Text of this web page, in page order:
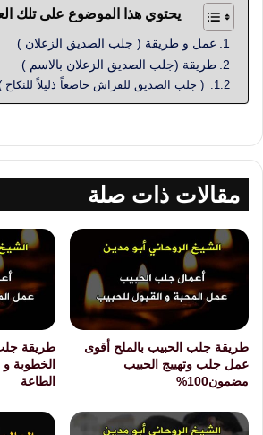
يحتوي هذا الموضوع على تلك
عمل و طريقة ( جلب الصديق الزعلان )
طريقة (جلب الصديق الزعلان بالاسم )
( جلب الصديق للفراش خاضعاً ذليلاً للنكاح
مقالات ذات صلة
طريقة جلب الحبيب بالملح أقوى
عمل جلب وتهييج الحبيب
مضمون100%
طريقة
الخطوبة و
الطاعة